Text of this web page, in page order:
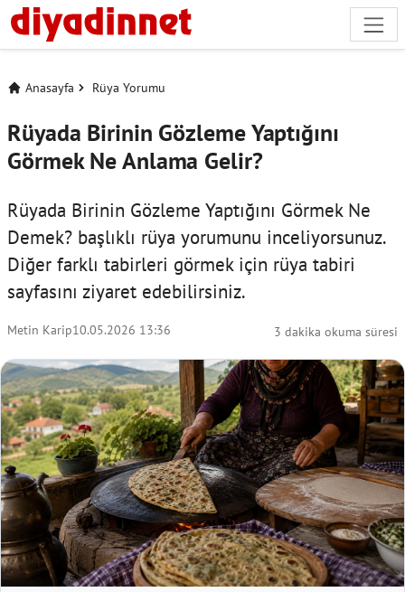
Anasayfa Rüya Yorumu
Rüyada Birinin Gözleme Yaptığını
Görmek Ne Anlama Gelir?
Rüyada Birinin Gözleme Yaptığını Görmek Ne
Demek? başlıklı rüya yorumunu inceliyorsunuz.
Diğer farklı tabirleri görmek için rüya tabiri
sayfasını ziyaret edebilirsiniz.
Metin Karip10.05.2026 13:36 3 dakika okuma süresi